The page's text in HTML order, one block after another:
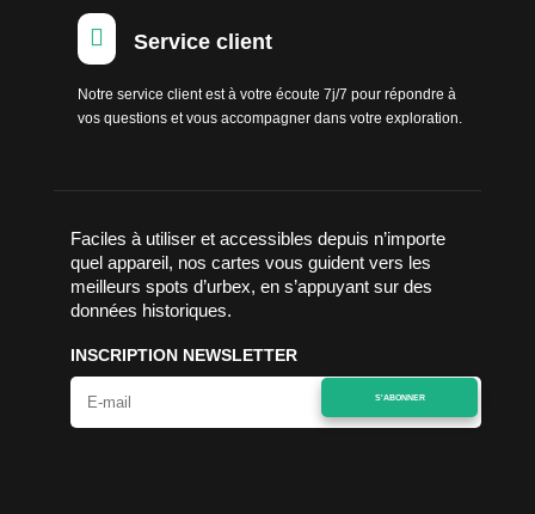
 Service client
Notre service client est à votre écoute 7j/7 pour répondre à
vos questions et vous accompagner dans votre exploration.
Faciles à utiliser et accessibles depuis n’importe
quel appareil, nos cartes vous guident vers les
meilleurs spots d’urbex, en s’appuyant sur des
données historiques.
INSCRIPTION NEWSLETTER
S'ABONNER